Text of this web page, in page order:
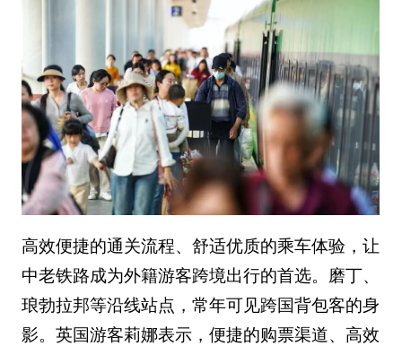
高效便捷的通关流程、舒适优质的乘车体验，让
中老铁路成为外籍游客跨境出行的首选。磨丁、
琅勃拉邦等沿线站点，常年可见跨国背包客的身
影。英国游客莉娜表示，便捷的购票渠道、高效